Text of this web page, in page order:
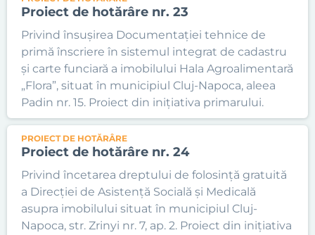
Proiect de hotărâre nr. 23
Privind însușirea Documentației tehnice de
primă înscriere în sistemul integrat de cadastru
și carte funciară a imobilului Hala Agroalimentară
„Flora”, situat în municipiul Cluj-Napoca, aleea
Padin nr. 15. Proiect din inițiativa primarului.
PROIECT DE HOTĂRÂRE
Proiect de hotărâre nr. 24
Privind încetarea dreptului de folosință gratuită
a Direcției de Asistență Socială și Medicală
asupra imobilului situat în municipiul Cluj-
Napoca, str. Zrinyi nr. 7, ap. 2. Proiect din inițiativa